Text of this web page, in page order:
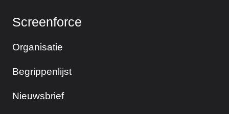
Screenforce
Organisatie
Begrippenlijst
Nieuwsbrief